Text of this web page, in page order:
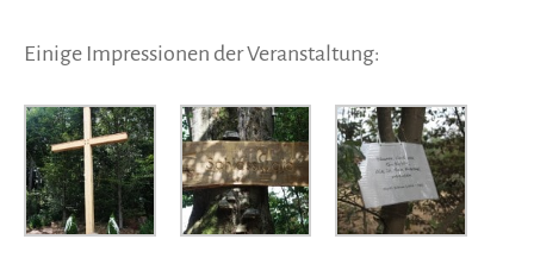
Einige Impressionen der Veranstaltung: